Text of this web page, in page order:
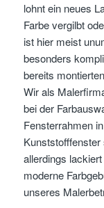
lohnt ein neues
Farbe vergilbt
ist hier meist
besonders
bereits
Wir als
bei der
Fensterrahmen
allerdings
moderne
unseres